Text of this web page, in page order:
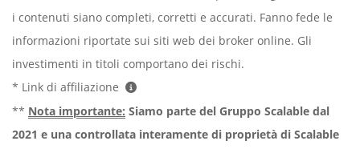
i contenuti siano completi, corretti e accurati. Fanno fede le
informazioni riportate sui siti web dei broker online. Gli
investimenti in titoli comportano dei rischi.
* Link di affiliazione
** Nota importante: Siamo parte del Gruppo Scalable dal
2021 e una controllata interamente di proprietà di Scalable